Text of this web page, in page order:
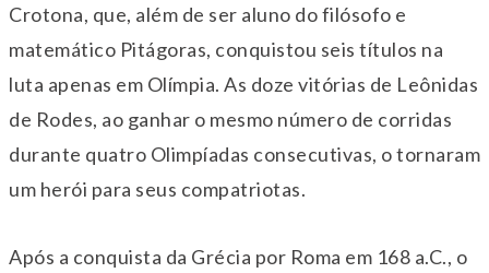
Crotona, que, além de ser aluno do filósofo e
matemático Pitágoras, conquistou seis títulos na
luta apenas em Olímpia. As doze vitórias de Leônidas
de Rodes, ao ganhar o mesmo número de corridas
durante quatro Olimpíadas consecutivas, o tornaram
um herói para seus compatriotas.
Após a conquista da Grécia por Roma em 168 a.C., o